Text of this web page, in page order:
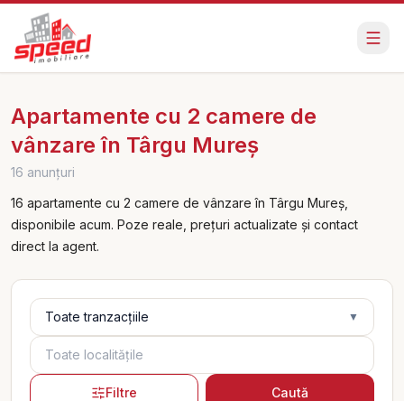
Apartamente cu 2 camere de
vânzare în Târgu Mureș
16 anunțuri
16 apartamente cu 2 camere de vânzare în Târgu Mureș,
disponibile acum. Poze reale, prețuri actualizate și contact
direct la agent.
Tranzacție
Toate tranzacțiile ▼
Localități
Filtre Caută